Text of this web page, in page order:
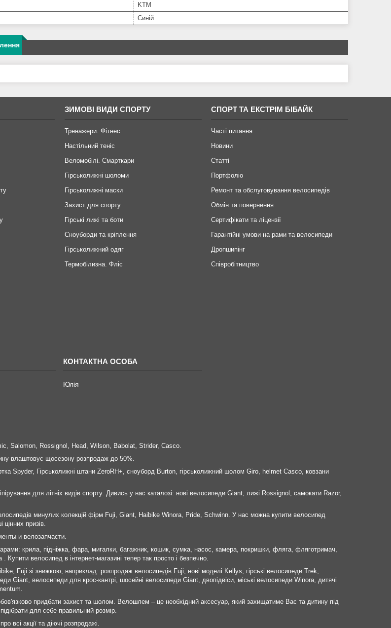
KTM
Синій
ЗИМОВІ ВИДИ СПОРТУ
Тренажери. Фітнес
Настільний теніс
Веломобілі. Смарткари
Гірськолижні шоломи
Гірськолижні маски
Захист для спорту
Гірські лижі та боти
Сноуборди та кріплення
Гірськолижний одяг
Термобілизна. Фліс
СПОРТ ТА ЕКСТРІМ БІБАЙК
Часті питання
Новини
Статті
Портфоліо
Ремонт та обслуговування велосипедів
Обмін та повернення
Сертифікати та ліцензії
Гарантійні умови на рами та велосипеди
Дропшипінг
Співробітництво
Юлія
Salomon, Rossignol, Head, Wilson, Babolat, Strider, Casco.
влаштовує щосезону розпродаж до 50%.
Spyder, Гірськолижні штани ZeroRH+, сноуборд Burton, гірськолижний шолом Giro, helmet Casco, ковзани
для літніх видів спорту. Дивись у нас каталозі: нові велосипеди Giant, лижі Rossignol, самокати Razor,
минулих колекцій фірм Fuji, Giant, Haibike Winora, Pride, Schwinn. У нас можна купити велосипед
призів.
и велозапчасти.
крила, підніжка, фара, мигалки, багажник, кошик, сумка, насос, камера, покришки, фляга, фляготримач,
велосипед в інтернет-магазині тепер так просто і безпечно.
Fuji зі знижкою, наприклад: розпродаж велосипедів Fuji, нові моделі Kellys, гірські велосипеди Trek,
Giant, велосипеди для крос-кантрі, шосейні велосипеди Giant, двопідвіси, міські велосипеди Winora, дитячі
придбати захист та шолом. Велошлем – це необхідний аксесуар, який захищатиме Вас та дитину під
для себе правильний розмір.
всі акції та діючі розпродажі.